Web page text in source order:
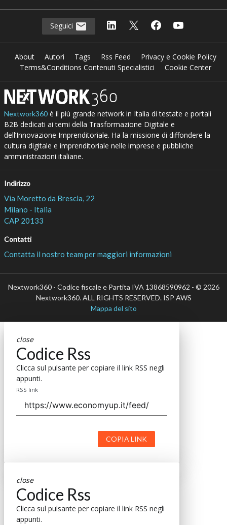
Seguici
About Autori Tags Rss Feed
Privacy e Cookie Policy
Terms&Conditions Contenuti Specialistici
Cookie Center
Nextwork360è il più grande network in Italia di testate e portali
B2B dedicati ai temi della Trasformazione Digitale e
dell’Innovazione Imprenditoriale. Ha la missione di diffondere la
cultura digitale e imprenditoriale nelle imprese e pubbliche
amministrazioni italiane.
Indirizzo
Via Moretto da Brescia, 22
Milano - Italia
CAP 20133
Contatti
Contatta il nostro team per maggiori informazioni
Nextwork360 - Codice fiscale e Partita IVA 13868590962 - © 2026
Nextwork360. ALL RIGHTS RESERVED. ISP AWS
Mappa del sito
close
Codice Rss
Clicca sul pulsante per copiare il link RSS negli
appunti.
RSS link
COPIA LINK
close
Codice Rss
Clicca sul pulsante per copiare il link RSS negli
appunti.